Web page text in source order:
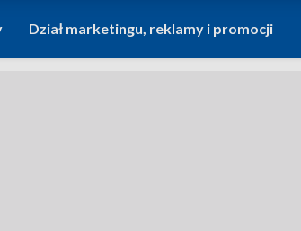
Dział marketingu, reklamy i promocji